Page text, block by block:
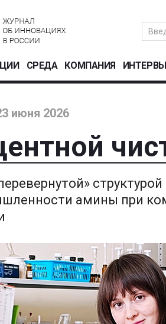
СРЕДА КОМПАНИЯ
июня 2026
амины при